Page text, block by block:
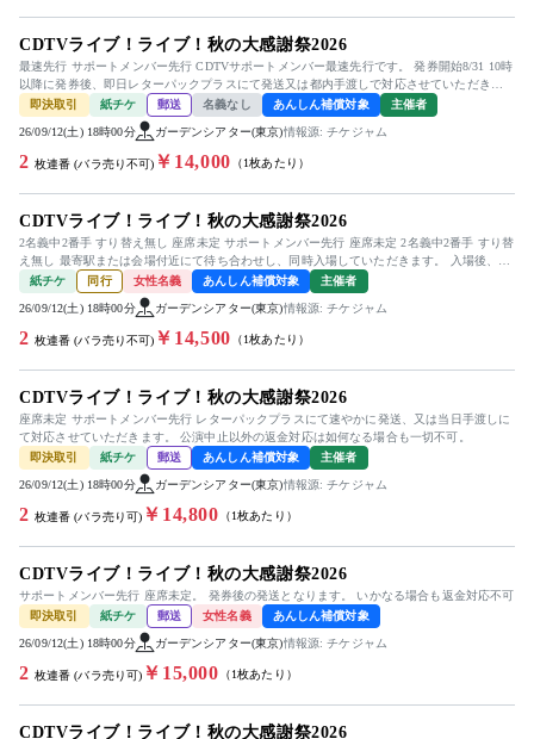
CDTVライブ！ライブ！秋の大感謝祭2026
最速先行 サポートメンバー先行 CDTVサポートメンバー最速先行です。 発券開始8/31 10時
以降に発券後、即日レターパックプラスにて発送又は都内手渡しで対応させていただきま
す。 受け取り...
即決取引 紙チケ 郵送 名義なし あんしん補償対象 主催者
26/09/12(土) 18時00分 ガーデンシアター(東京)情報源: チケジャム
2 枚連番 (バラ売り不可) ￥14,000 （1枚あたり）
CDTVライブ！ライブ！秋の大感謝祭2026
2名義中2番手 すり替え無し 座席未定 サポートメンバー先行 座席未定 2名義中2番手 すり替
え無し 最寄駅または会場付近にて待ち合わせし、同時入場していただきます。 入場後、一
旦チケット...
紙チケ 同行 女性名義 あんしん補償対象 主催者
26/09/12(土) 18時00分 ガーデンシアター(東京)情報源: チケジャム
2 枚連番 (バラ売り不可) ￥14,500 （1枚あたり）
CDTVライブ！ライブ！秋の大感謝祭2026
座席未定 サポートメンバー先行 レターパックプラスにて速やかに発送、又は当日手渡しに
て対応させていただきます。 公演中止以外の返金対応は如何なる場合も一切不可。
即決取引
紙チケ 郵送 あんしん補償対象 主催者
26/09/12(土) 18時00分 ガーデンシアター(東京)情報源: チケジャム
2 枚連番 (バラ売り可) ￥14,800 （1枚あたり）
CDTVライブ！ライブ！秋の大感謝祭2026
サポートメンバー先行 座席未定。 発券後の発送となります。 いかなる場合も返金対応不可
即決取引
紙チケ 郵送 女性名義 あんしん補償対象
26/09/12(土) 18時00分 ガーデンシアター(東京)情報源: チケジャム
2 枚連番 (バラ売り可) ￥15,000 （1枚あたり）
CDTVライブ！ライブ！秋の大感謝祭2026